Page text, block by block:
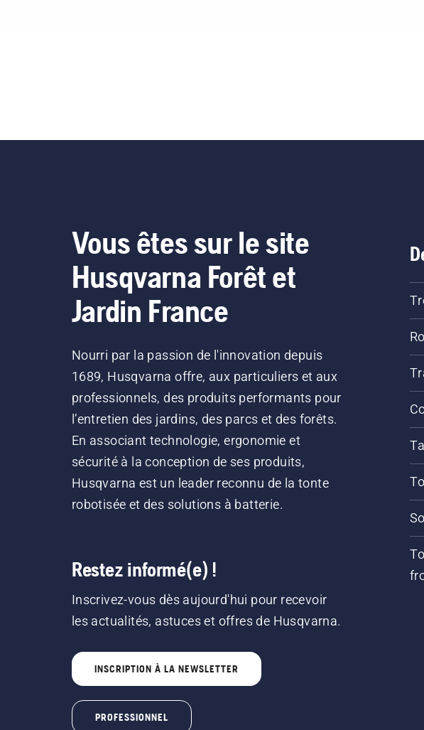
Vous êtes sur le site
Husqvarna Forêt et
Jardin France
Nourri par la passion de l'innovation depuis
1689, Husqvarna offre, aux particuliers et aux
professionnels, des produits performants pour
l’entretien des jardins, des parcs et des forêts.
En associant technologie, ergonomie et
sécurité à la conception de ses produits,
Husqvarna est un leader reconnu de la tonte
robotisée et des solutions à batterie.
Restez informé(e) !
Inscrivez-vous dès aujourd'hui pour recevoir
les actualités, astuces et offres de Husqvarna.
INSCRIPTION À LA NEWSLETTER
PROFESSIONNEL